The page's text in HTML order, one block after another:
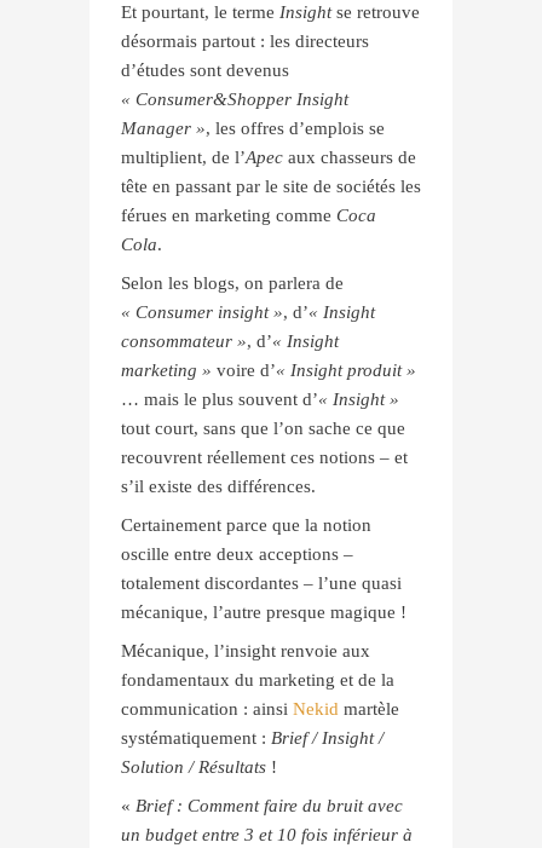
Et pourtant, le terme Insightse retrouve
désormais partout : les directeurs
d’études sont devenus
« Consumer&Shopper Insight
Manager », les offres d’emplois se
multiplient, de l’Apec aux chasseurs de
tête en passant par le site de sociétés les
férues en marketing comme Coca
Cola.
Selon les blogs, on parlera de
« Consumer insight », d’« Insight
consommateur », d’« Insight
marketing » voire d’« Insight produit »
… mais le plus souvent d’« Insight »
tout court, sans que l’on sache ce que
recouvrent réellement ces notions – et
s’il existe des différences.
Certainement parce que la notion
oscille entre deux acceptions –
totalement discordantes – l’une quasi
mécanique, l’autre presque magique !
Mécanique, l’insight renvoie aux
fondamentaux du marketing et de la
communication : ainsi Nekid martèle
systématiquement : Brief / Insight /
Solution / Résultats !
« Brief : Comment faire du bruit avec
un budget entre 3 et 10 fois inférieur à